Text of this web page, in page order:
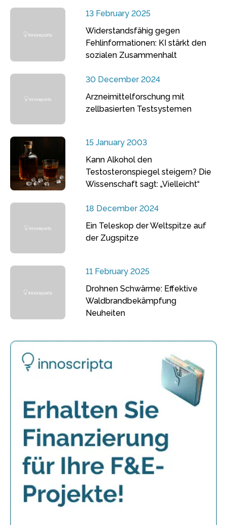
13 February 2025
Widerstandsfähig gegen
Fehlinformationen: KI stärkt den
sozialen Zusammenhalt
30 December 2024
Arzneimittelforschung mit
zellbasierten Testsystemen
15 January 2003
Kann Alkohol den
Testosteronspiegel steigern? Die
Wissenschaft sagt: „Vielleicht“
18 December 2024
Ein Teleskop der Weltspitze auf
der Zugspitze
11 February 2025
Drohnen Schwärme: Effektive
Waldbrandbekämpfung
Neuheiten